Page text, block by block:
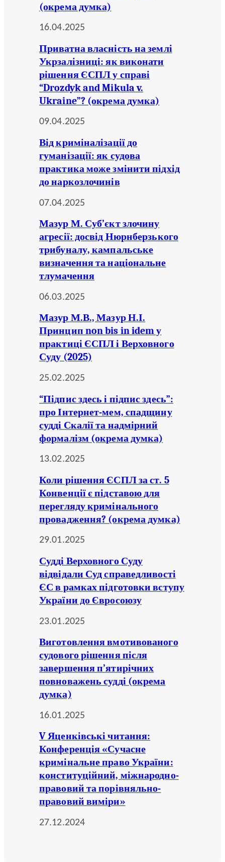
(окрема думка)
16.04.2025
Приватна власність на землі
Укрзалізниці: як виконати
рішення ЄСПЛ у справі
“Drozdyk and Mikula v.
Ukraine”? (окрема думка)
09.04.2025
Від криміналізації до
гуманізації: як судова
практика може змінити підхід
до наркозлочинів
07.04.2025
Мазур М. Суб’єкт злочину
агресії: досвід Нюрнберзького
трибуналу, кампальське
визначення та національне
тлумачення
06.03.2025
Мазур М.В., Мазур Н.І.
Принцип non bis in idem у
практиці ЄСПЛ і Верховного
Суду (2025)
25.02.2025
“Підпис здесь і підпис здесь”:
про Інтернет-мем, спадщину
судді Скалії та надмірний
формалізм (окрема думка)
13.02.2025
Коли рішення ЄСПЛ за ст. 5
Конвенції є підставою для
перегляду кримінального
провадження? (окрема думка)
29.01.2025
Судді Верховного Суду
відвідали Суд справедливості
ЄС в рамках підготовки вступу
України до Євросоюзу
23.01.2025
Виготовлення вмотивованого
судового рішення після
завершення п’ятирічних
повноважень судді (окрема
думка)
16.01.2025
V Яценківські читання:
Конференція «Сучасне
кримінальне право України:
конституційний, міжнародно-
правовий та порівняльно-
правовий виміри»
27.12.2024